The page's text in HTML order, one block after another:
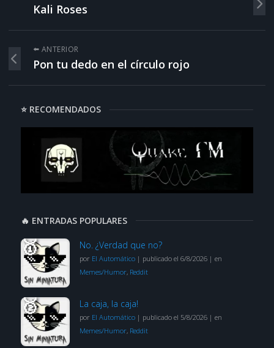
Kali Roses
⬅️ ANTERIOR
Pon tu dedo en el círculo rojo
⭐ RECOMENDADOS
🔥 ENTRADAS POPULARES
No. ¿Verdad que no?
por El Automático| publicado el 6/8/2026| en
Memes/Humor, Reddit
La caja, la caja!
por El Automático| publicado el 5/8/2026| en
Memes/Humor, Reddit